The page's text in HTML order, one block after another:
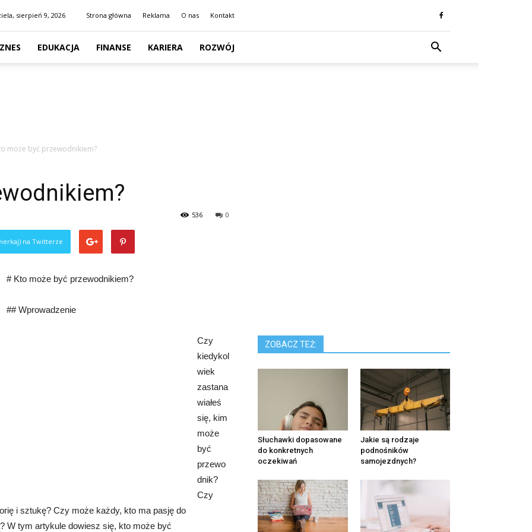
sierpień 9, 2026 Strona główna Reklama O nas Kontakt
EDUKACJA FINANSE KARIERA ROZWÓJ
może być przewodnikiem?
0
536
na Twitterze
# Kto może być przewodnikiem?
## Wprowadzenie
Czy
kiedykol
wiek
zastana
wiałeś
się, kim
może
być
przewo
dnik?
Czy
i sztukę? Czy może każdy, kto ma pasję do
W tym artykule dowiesz się, kto może być
ZOBACZ TEŻ:
Słuchawki dopasowane
do konkretnych
oczekiwań
Jakie są rodzaje
podnośników
samojezdnych?